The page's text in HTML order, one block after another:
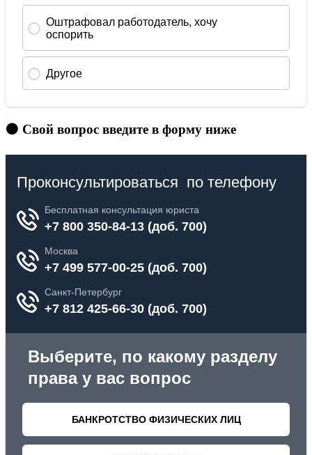
🟠 Свой вопрос введите в форму ниже